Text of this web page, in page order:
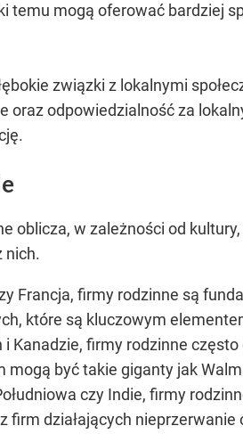
temu mogą oferować bardziej
związki z lokalnymi
oraz odpowiedzialność za
oblicza, w zależności od
nich.
Francja, firmy rodzinne są
które są kluczowym
Kanadzie, firmy rodzinne
mogą być takie giganty jak
czy Indie, firmy
firm działających nieprzerwanie